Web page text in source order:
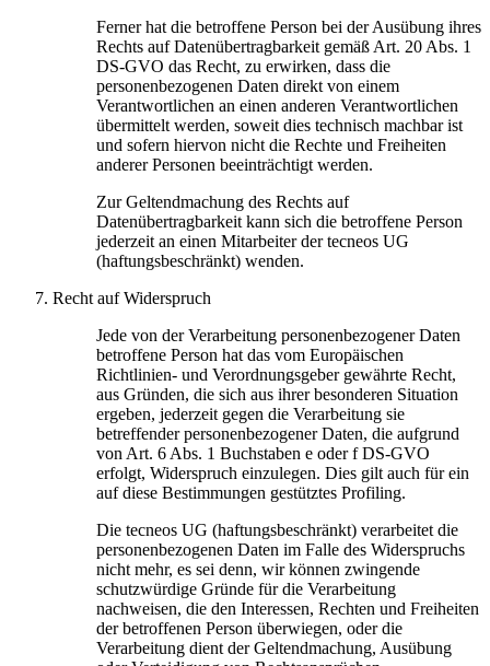
Ferner hat die betroffene Person bei der Ausübung ihres
Rechts auf Datenübertragbarkeit gemäß Art. 20 Abs. 1
DS-GVO das Recht, zu erwirken, dass die
personenbezogenen Daten direkt von einem
Verantwortlichen an einen anderen Verantwortlichen
übermittelt werden, soweit dies technisch machbar ist
und sofern hiervon nicht die Rechte und Freiheiten
anderer Personen beeinträchtigt werden.
Zur Geltendmachung des Rechts auf
Datenübertragbarkeit kann sich die betroffene Person
jederzeit an einen Mitarbeiter der tecneos UG
(haftungsbeschränkt) wenden.
Recht auf Widerspruch
Jede von der Verarbeitung personenbezogener Daten
betroffene Person hat das vom Europäischen
Richtlinien- und Verordnungsgeber gewährte Recht,
aus Gründen, die sich aus ihrer besonderen Situation
ergeben, jederzeit gegen die Verarbeitung sie
betreffender personenbezogener Daten, die aufgrund
von Art. 6 Abs. 1 Buchstaben e oder f DS-GVO
erfolgt, Widerspruch einzulegen. Dies gilt auch für ein
auf diese Bestimmungen gestütztes Profiling.
Die tecneos UG (haftungsbeschränkt) verarbeitet die
personenbezogenen Daten im Falle des Widerspruchs
nicht mehr, es sei denn, wir können zwingende
schutzwürdige Gründe für die Verarbeitung
nachweisen, die den Interessen, Rechten und Freiheiten
der betroffenen Person überwiegen, oder die
Verarbeitung dient der Geltendmachung, Ausübung